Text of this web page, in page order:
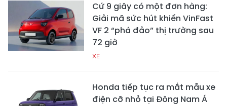
Cứ 9 giây có một đơn hàng:
Giải mã sức hút khiến VinFast
VF 2 “phá đảo” thị trường sau
72 giờ
XE
Honda tiếp tục ra mắt mẫu xe
điện cỡ nhỏ tại Đông Nam Á